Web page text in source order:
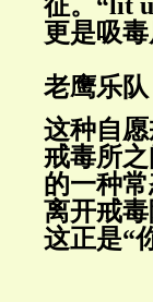
更是吸毒
老鹰乐队
这种自
戒毒所
的一种
离开戒
这正是“